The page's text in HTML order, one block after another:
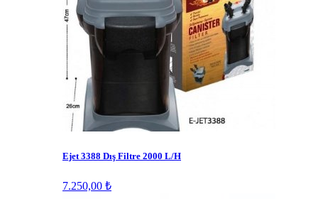
Ejet 3388 Dış Filtre 2000 L/H
7.250,00 ₺